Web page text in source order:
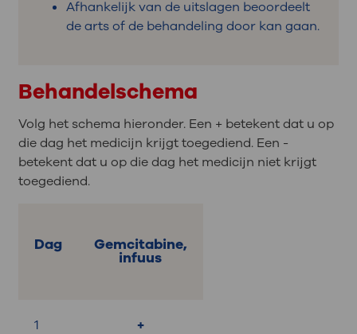
Afhankelijk van de uitslagen beoordeelt
de arts of de behandeling door kan gaan.
Behandelschema
Volg het schema hieronder. Een + betekent dat u op
die dag het medicijn krijgt toegediend. Een -
betekent dat u op die dag het medicijn niet krijgt
toegediend.
Dag Gemcitabine,
infuus
1 +